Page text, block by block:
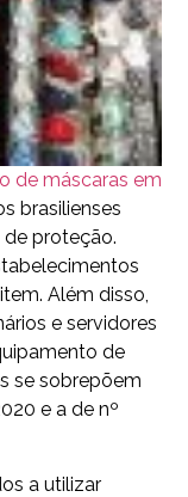
de máscaras em
brasilienses
proteção.
Além disso,
e servidores
de
se sobrepõem
e a de nº
a utilizar